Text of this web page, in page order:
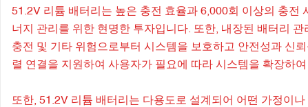
51.2V 리튬 배터리는 높은 충전 효율과 6,000회 이상의 충전
너지 관리를 위한 현명한 투자입니다. 또한, 내장된 배터리
충전 및 기타 위험으로부터 시스템을 보호하고 안전성과 신
렬 연결을 지원하여 사용자가 필요에 따라 시스템을 확장하
또한, 51.2V 리튬 배터리는 다용도로 설계되어 어떤 가정이